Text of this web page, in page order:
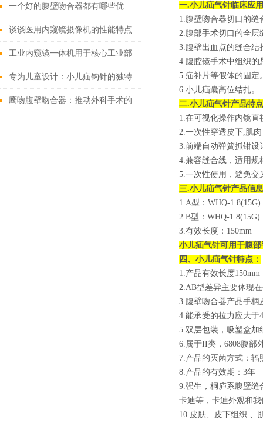
的
一个好的腹壁吻合器都有哪些优
点？
谈谈医用内窥镜摄像机的性能特点
和使用注意事项
工业内窥镜一体机用于核心工业部
门无损检测
专为儿童设计：小儿疝钩针的独特
之处
鹰吻腹壁吻合器：推动外科手术的
一.小儿疝气针临床应用
1.腹壁吻合器切口的
2.腹部手术切口的全层
3.腹壁出血点的缝合结
4.腹腔镜手术中组织的
5.疝补片等假体的固定
6.小儿疝囊高位结扎。
二.小儿疝气针产品特点
1.在可视化操作内镜直
2.一次性穿透皮下,肌
3.前端自动弹簧抓钳设
4.兼容缝合线，适用规
5.一次性使用，避免交
三.小儿疝气针产品信息
1.A型：WHQ-
2.B型：WHQ-
3.有效长度：150mm
小儿疝气针可用于腹
四、 小儿疝气针特点：
1.产品有效长度150mm
2.AB型差异主要体现
3.腹壁吻合器产品手柄
4.能承受的拉力应大于
5.双层包装，吸塑盒加
6.属于II类，6808腹部
7.产品的灭菌方式：辐
8.产品的有效期：3年
9.强生，桐庐系腹壁缝
卡迪等，卡迪外观和
10.皮肤、皮下组织 、